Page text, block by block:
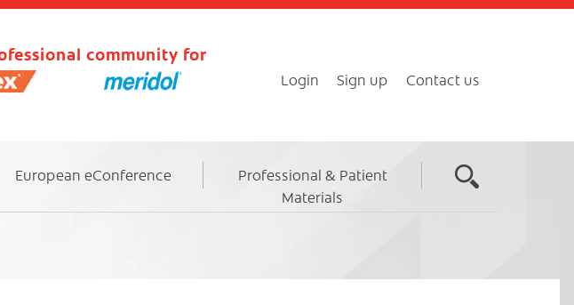
community for
Login Sign up Contact us
European eConference
Professional & Patient
Materials